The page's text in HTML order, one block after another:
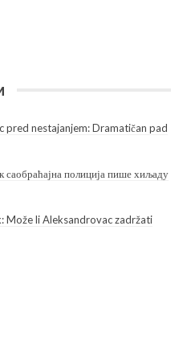
pred nestajanjem: Dramatičan pad
саобраћајна полиција пише хиљаду
Može li Aleksandrovac zadržati